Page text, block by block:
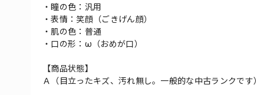
・瞳の色：汎用
・表情：笑顔（ごきげん顔）
・肌の色：普通
・口の形：ω（おめが口）
【商品状態】
Ａ（目立ったキズ、汚れ無し。一般的な中古ランクです）